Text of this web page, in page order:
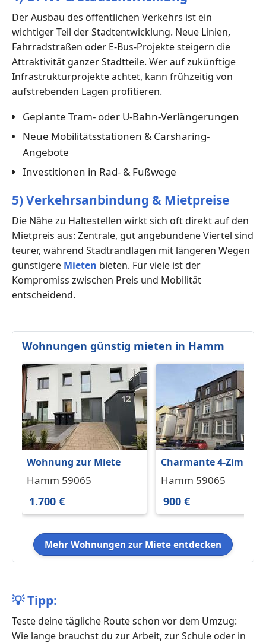
Der Ausbau des öffentlichen Verkehrs ist ein
wichtiger Teil der Stadtentwicklung. Neue Linien,
Fahrradstraßen oder E-Bus-Projekte steigern die
Attraktivität ganzer Stadtteile. Wer auf zukünftige
Infrastrukturprojekte achtet, kann frühzeitig von
aufstrebenden Lagen profitieren.
Geplante Tram- oder U-Bahn-Verlängerungen
Neue Mobilitätsstationen & Carsharing-
Angebote
Investitionen in Rad- & Fußwege
5) Verkehrsanbindung & Mietpreise
Die Nähe zu Haltestellen wirkt sich oft direkt auf den
Mietpreis aus: Zentrale, gut angebundene Viertel sind
teurer, während Stadtrandlagen mit längeren Wegen
günstigere Mieten bieten. Für viele ist der
Kompromiss zwischen Preis und Mobilität
entscheidend.
Wohnungen günstig mieten in Hamm
Wohnung zur Miete
Hamm 59065
1.700 €
Charmante 4-Zimmer-
Wohnung mit
Gäste-WC in der
Hamm 59065
900 €
Mehr Wohnungen zur Miete entdecken
💡Tipp:
Teste deine tägliche Route schon vor dem Umzug:
Wie lange brauchst du zur Arbeit, zur Schule oder in